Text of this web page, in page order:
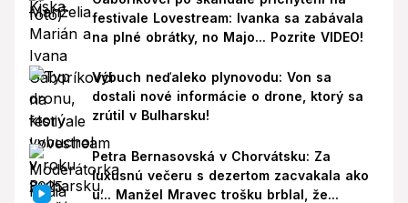
festivale Lovestream: Ivanka sa zabávala
na plné obrátky, no Majo... Pozrite VIDEO!
Výbuch neďaleko plynovodu: Von sa
dostali nové informácie o drone, ktorý sa
zrútil v Bulharsku!
Petra Bernasovská v Chorvátsku: Za
luxusnú večeru s dezertom zacvakala ako
u... Manžel Mravec trošku brblal, že...